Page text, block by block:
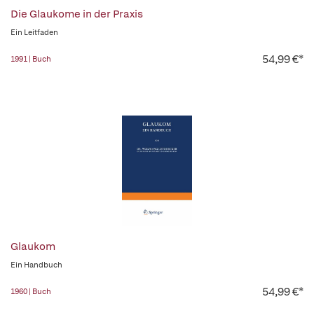
Die Glaukome in der Praxis
Ein Leitfaden
1991 | Buch 54,99 €*
Glaukom
Ein Handbuch
1960 | Buch 54,99 €*